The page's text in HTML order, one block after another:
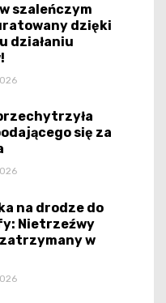
szaleńczym
dzięki
działaniu
się za
na drodze do
Nietrzeźwy
w